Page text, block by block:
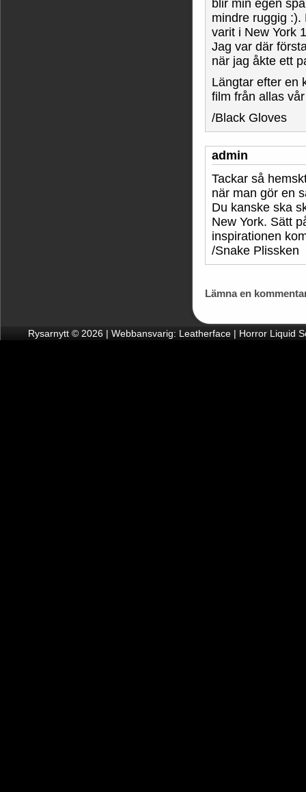
blir min egen
mindre ruggig :).
varit i New York
Jag var där
när jag åkte ett
Längtar efter en
film från allas
/Black Gloves
admin
Tackar så
när man gör en
Du kanske ska
New York. Sätt
inspirationen
/Snake Plissken
Lämna en
Rysarnytt © 2026 | Webbansvarig: Leatherface | Horror Liquid